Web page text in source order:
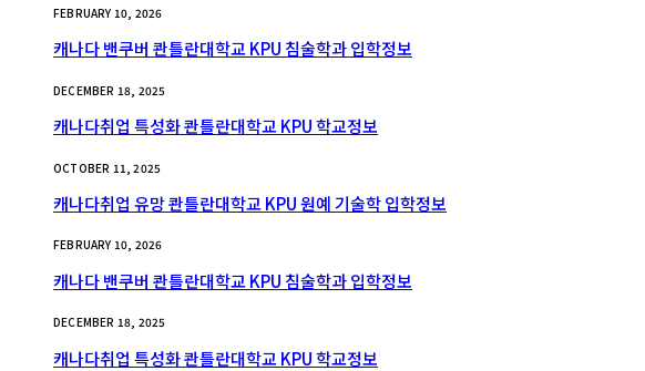
FEBRUARY 10, 2026
캐나다 밴쿠버 콴틀란대학교 KPU 침술학과 입학정보
DECEMBER 18, 2025
캐나다취업 특성화 콴틀란대학교 KPU 학교정보
OCTOBER 11, 2025
캐나다취업 유망 콴틀란대학교 KPU 원예 기술학 입학정보
FEBRUARY 10, 2026
캐나다 밴쿠버 콴틀란대학교 KPU 침술학과 입학정보
DECEMBER 18, 2025
캐나다취업 특성화 콴틀란대학교 KPU 학교정보